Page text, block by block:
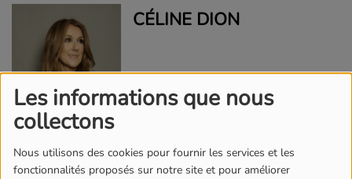
Les informations que nous
collectons
Nous utilisons des cookies pour fournir les services et les
fonctionnalités proposés sur notre site et pour améliorer
CÉLINE DION
CRAIG DAVID